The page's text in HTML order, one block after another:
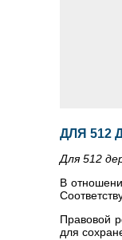
ДЛЯ
Для 512
В
Правовой
для